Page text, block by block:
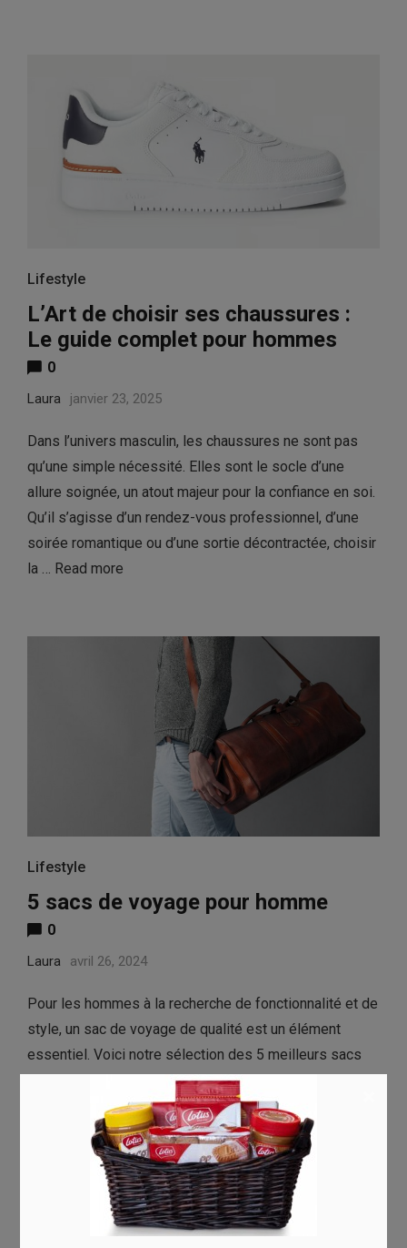
Lifestyle
L’Art de choisir ses chaussures :
Le guide complet pour hommes
0
Laura janvier 23, 2025
Dans l’univers masculin, les chaussures ne sont pas
qu’une simple nécessité. Elles sont le socle d’une
allure soignée, un atout majeur pour la confiance en soi.
Qu’il s’agisse d’un rendez-vous professionnel, d’une
soirée romantique ou d’une sortie décontractée, choisir
la … Read more
Lifestyle
5 sacs de voyage pour homme
0
Laura avril 26, 2024
Pour les hommes à la recherche de fonctionnalité et de
style, un sac de voyage de qualité est un élément
essentiel. Voici notre sélection des 5 meilleurs sacs
de voyage de marque à l’allure masculine, alliant
praticité, durabilité et esthétique. …Read more